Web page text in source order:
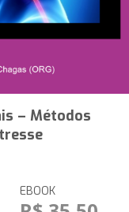
– Métodos
EBOOK